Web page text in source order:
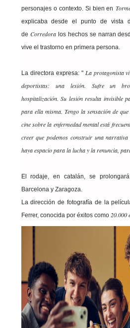
personajes o contexto. Si bien en
explicaba desde el punto de vista
de Corredoralos hechos se narran
vive el trastorno en primera persona.
La directora expresa: " La protagonista
deportistas: una lesión. Sufre un
hospitalización. Su lesión resulta invisible
para ella misma. Tengo la sensación de
cine sobre la enfermedad mental está
creer que podemos construir una
haya espacio para la lucha y la renuncia,
El rodaje, en catalán, se
Barcelona y Zaragoza.
La dirección de fotografía de la
Ferrer, conocida por éxitos como 20.000